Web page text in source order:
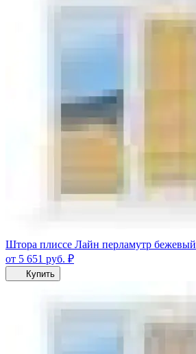
Штора плиссе Лайн перламутр бежевый
от 5 651 руб. ₽
Купить